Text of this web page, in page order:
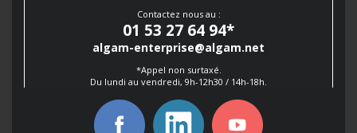
Contactez nous au :
01 53 27 64 94*
algam-enterprise@algam.net
*Appel non surtaxé.
Du lundi au vendredi, 9h-12h30 / 14h-18h.